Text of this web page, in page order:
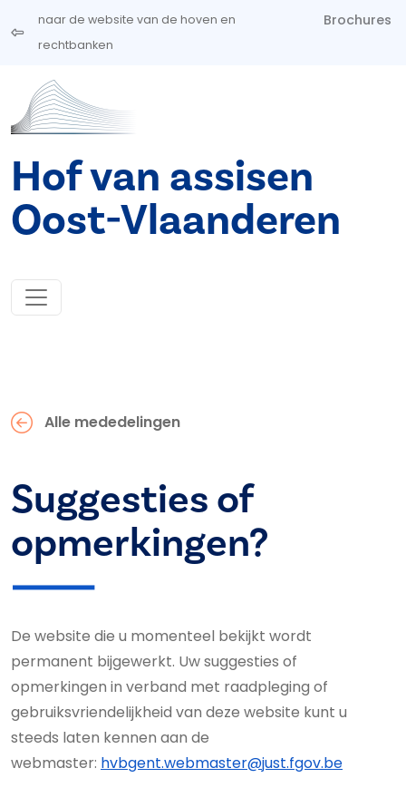
Overslaan en naar de inhoud gaan
naar de website van de hoven en
rechtbanken
Brochures
Hof van assisen
Oost-Vlaanderen
Alle mededelingen
Suggesties of
opmerkingen?
De website die u momenteel bekijkt wordt
permanent bijgewerkt. Uw suggesties of
opmerkingen in verband met raadpleging of
gebruiksvriendelijkheid van deze website kunt u
steeds laten kennen aan de
webmaster: hvbgent.webmaster@just.fgov.be